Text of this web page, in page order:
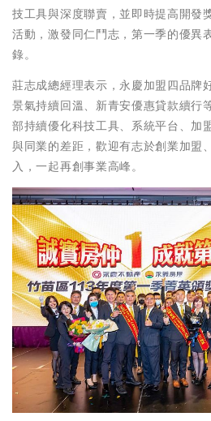
技工具與深度聯賣，並即時提高開發
活動，激發同仁鬥志，第一季的優異
錄。
莊志成總經理表示，永慶加盟四品牌
景氣持續回溫、新青安優惠貸款續行
部持續優化科技工具、系統平台、加
與同業的差距，歡迎有志於創業加盟
入，一起再創事業高峰。